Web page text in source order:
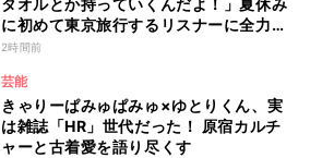
タオルとか持っていくんだよ！」夏休み
に初めて東京旅行するリスナーに全力ア
ドバイス！
2時間前
芸能
きゃりーぱみゅぱみゅ×ゆとりくん、実
は雑誌「HR」世代だった！ 原宿カルチ
ャーと古着愛を語り尽くす